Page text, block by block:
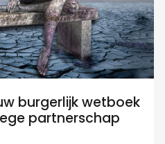
burgerlijk wetboek
partnerschap